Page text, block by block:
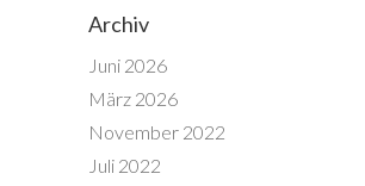
Archiv
Juni 2026
März 2026
November 2022
Juli 2022